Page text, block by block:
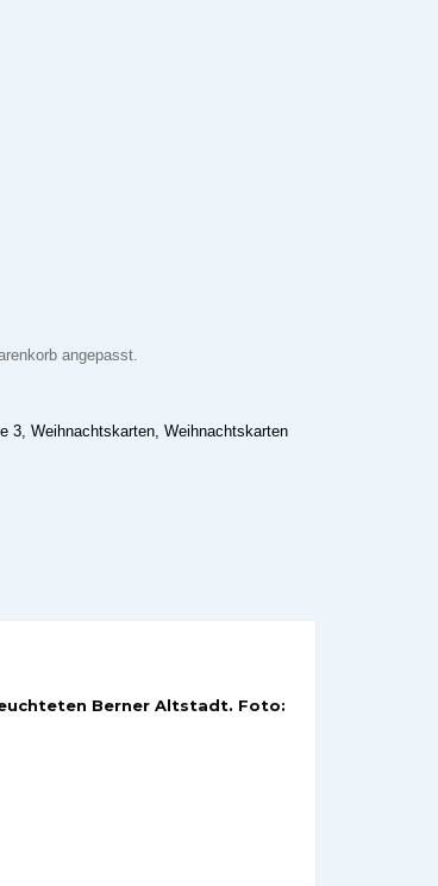
angepasst.
3,Weihnachtskarten,Weihnachtskarten
Berner Altstadt. Foto: